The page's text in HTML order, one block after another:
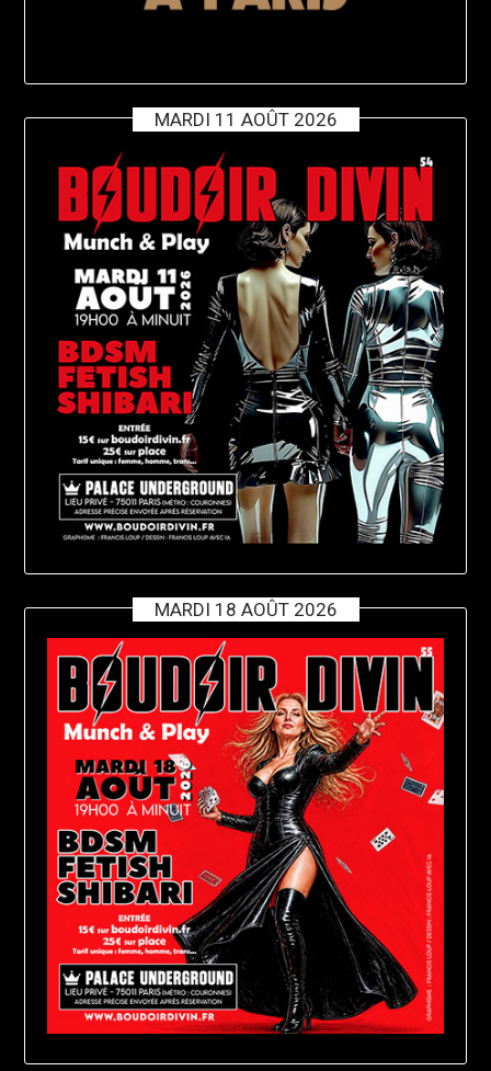
MARDI 11 AOÛT 2026
MARDI 18 AOÛT 2026